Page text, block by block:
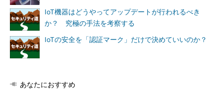
IoT機器はどうやってアップデートが行われるべき
か？ 究極の手法を考察する
IoTの安全を「認証マーク」だけで決めていいのか？
あなたにおすすめ